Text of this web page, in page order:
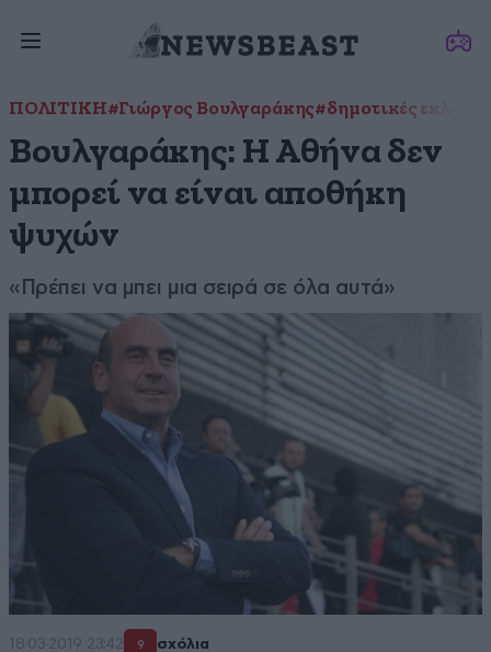
ΠΟΛΙΤΙΚΗ#Γιώργος Βουλγαράκης#δημοτικές εκλογές
Βουλγαράκης: Η Αθήνα δεν
μπορεί να είναι αποθήκη
ψυχών
«Πρέπει να μπει μια σειρά σε όλα αυτά»
18·03·2019 23:42 9 σχόλια